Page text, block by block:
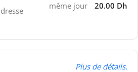
même jour 20.00 Dh
Plus de détails.